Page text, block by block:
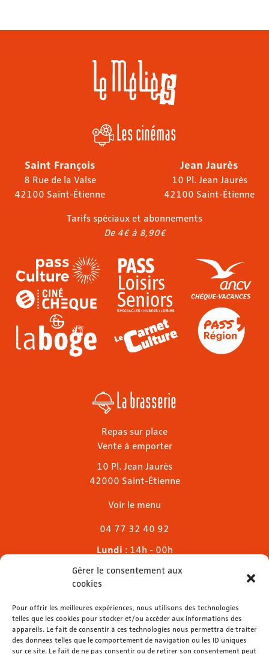
Gérer le consentement aux
cookies
Pour offrir les meilleures expériences, nous utilisons des technologies
telles que les cookies pour stocker et/ou accéder aux informations des
appareils. Le fait de consentir à ces technologies nous permettra de traiter
des données telles que le comportement de navigation ou les ID uniques
sur ce site. Le fait de ne pas consentir ou de retirer son consentement peut
Les cinémas
Saint François
8 Rue de la Valse
42100 Saint-Étienne
Jean Jaurès
10 Pl. Jean Jaurès
42100 Saint-Étienne
Tarifs spéciaux et abonnements
De 4€ à 8,90€
La brasserie
Repas sur place
Vente à emporter
10 Pl. Jean Jaurès
42000 Saint-Étienne
Voir le menu
04 77 32 40 92
Lundi : 14h - 00h
Mardi & mercredi
Jeudi
Dimanche: 11h - 00h